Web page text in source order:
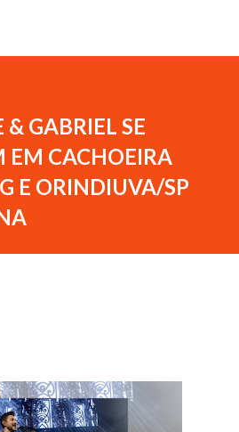
GABRIEL SE
EM CACHOEIRA
E ORINDIUVA/SP